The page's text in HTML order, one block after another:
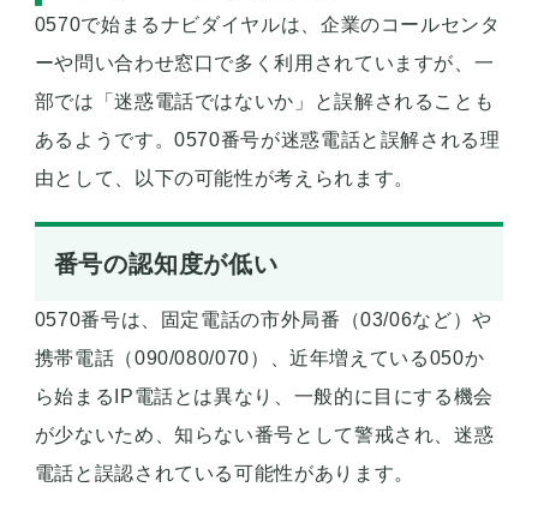
0570で始まるナビダイヤルは、企業のコールセンタ
ーや問い合わせ窓口で多く利用されていますが、一
部では「迷惑電話ではないか」と誤解されることも
あるようです。0570番号が迷惑電話と誤解される理
由として、以下の可能性が考えられます。
番号の認知度が低い
0570番号は、固定電話の市外局番（03/06など）や
携帯電話（090/080/070）、近年増えている050か
ら始まるIP電話とは異なり、一般的に目にする機会
が少ないため、知らない番号として警戒され、迷惑
電話と誤認されている可能性があります。